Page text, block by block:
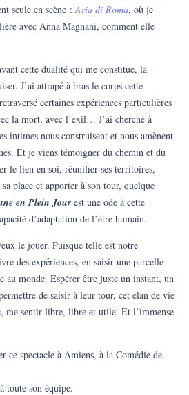
seule en scène :Aria di Roma, où je
avec Anna Magnani, comment elle
cette dualité qui me constitue, la
J’ai attrapé à bras le corps cette
certaines expériences particulières
la mort, avec l’exil… J’ai cherché à
intimes nous construisent et nous amènent
Et je viens témoigner du chemin et du
le lien en soi, réunifier ses territoires,
place et apporter à son tour, quelque
en Plein Jourest une ode à cette
d’adaptation de l’être humain.
le jouer. Puisque telle est notre
des expériences, en saisir une parcelle
au monde. Espérer être juste un instant, un
de saisir à leur tour, cet élan de vie
me sentir libre, libre et utile. Et l’immense
ce spectacle à Amiens, à la Comédie de
toute son équipe.